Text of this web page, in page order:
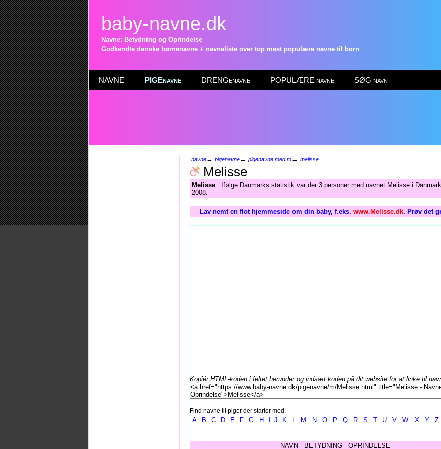
baby-navne.dk
Navne: Betydning og Oprindelse
Godkendte danske børnenavne + navneliste over top mest populære navne til børn
NAVNE PIGEnavne DRENGenavne POPULÆRE navne SØG navn
navne→ pigenavne→ pigenavne med m→ melisse
Melisse
Melisse : Ifølge Danmarks statistik var der 3 personer med navnet Melisse i
2008.
Lav nemt en flot hjemmeside om din baby, f.eks. www.Melisse.dk. Prøv det
Kopiér HTML-koden i feltet herunder og indsæt koden på dit website for at linke til
Find navne til piger der starter med:
A B C D E F G H J K L M N O P Q R S T U V W X Y Z
NAVN - BETYDNING - OPRINDELSE